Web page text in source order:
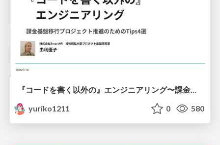
『コードを書く以外の』エンジニアリング〜課金基盤移行プロジェクト推進のためのTips4選
yuriko1211
0 580